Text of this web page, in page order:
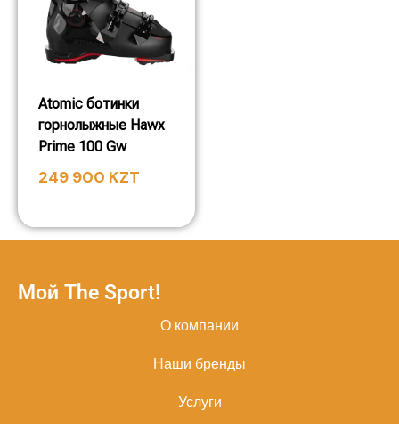
Atomic ботинки
горнолыжные Hawx
Prime 100 Gw
249 900 KZT
Мой The Sport!
О компании
Наши бренды
Услуги